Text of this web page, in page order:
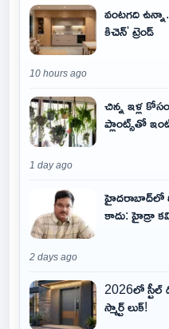
వంటగది
కిచెన్' ట్రెండ్
10 hours ago
చిన్న ఇళ్ల
ప్లాంట్స్‌తో
1 day ago
హైదరాబాద్‌లో
కాదు: హైడ్రా
2 days ago
2026లో స్టీల్
స్మార్ట్ లుక్!